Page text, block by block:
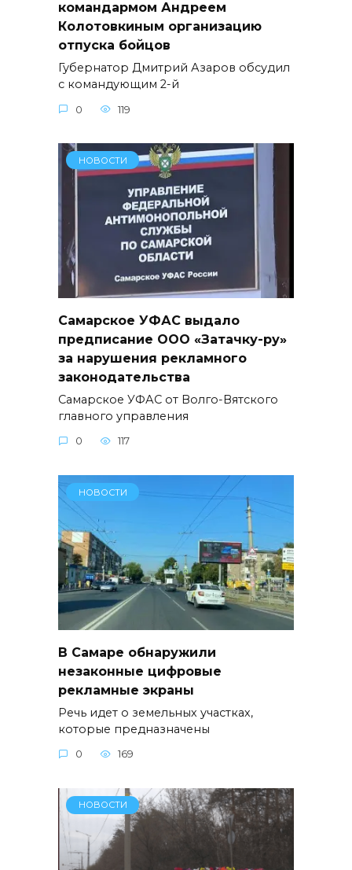
командармом Андреем
Колотовкиным организацию
отпуска бойцов
Губернатор Дмитрий Азаров обсудил
с командующим 2-й
0 119
НОВОСТИ
Самарское УФАС выдало
предписание ООО «Затачку-ру»
за нарушения рекламного
законодательства
Самарское УФАС от Волго-Вятского
главного управления
0 117
НОВОСТИ
В Самаре обнаружили
незаконные цифровые
рекламные экраны
Речь идет о земельных участках,
которые предназначены
0 169
НОВОСТИ